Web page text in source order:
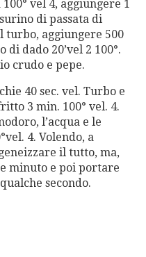
vel 4, aggiungere 1
di passata di
turbo, aggiungere 500
dado 20’vel 2 100°.
crudo e pepe.
40 sec. vel. Turbo e
3 min. 100° vel. 4.
l’acqua e le
4. Volendo, a
il tutto, ma,
minuto e poi portare
secondo.